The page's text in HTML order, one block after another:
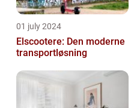
01 july 2024
Elscootere: Den moderne
transportløsning